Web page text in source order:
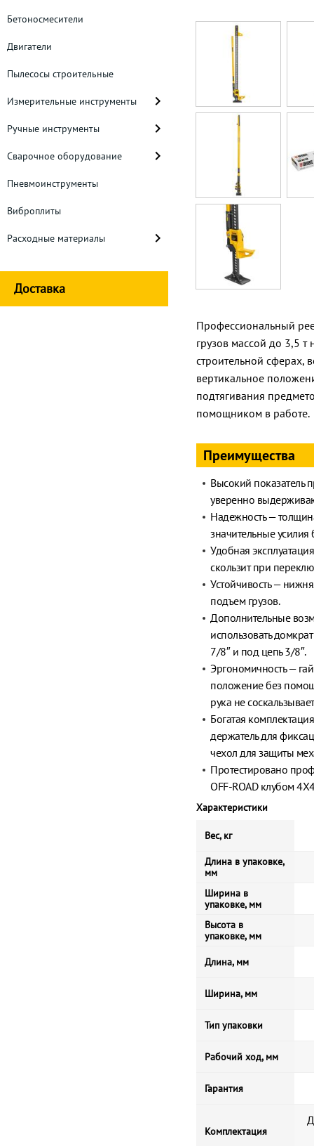
Бетоносмесители
Двигатели
Пылесосы строительные
Измерительные инструменты
Ручные инструменты
Сварочное оборудование
Пневмоинструменты
Виброплиты
Расходные материалы
Доставка
Профессиональный
грузов массой до 3,5
строительной сферах,
вертикальное
подтягивания
помощником в работе.
Преимущества
Высокий показатель
уверенно
Надежность —
значительные
Удобная
скользит при
Устойчивость —
подъем грузов.
Дополнительные
использовать
7/8″ и под цепь 3/8″.
Эргономичность —
положение без
рука не
Богатая
держатель для
чехол для защиты
Протестировано
OFF-ROAD клубом
Характеристики
Вес, кг
Длина в упаковке,
мм
Ширина в
упаковке, мм
Высота в
упаковке, мм
Длина, мм
Ширина, мм
Тип упаковки
Рабочий ход, мм
Гарантия
Комплектация